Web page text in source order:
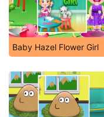
Baby Hazel Flower Girl